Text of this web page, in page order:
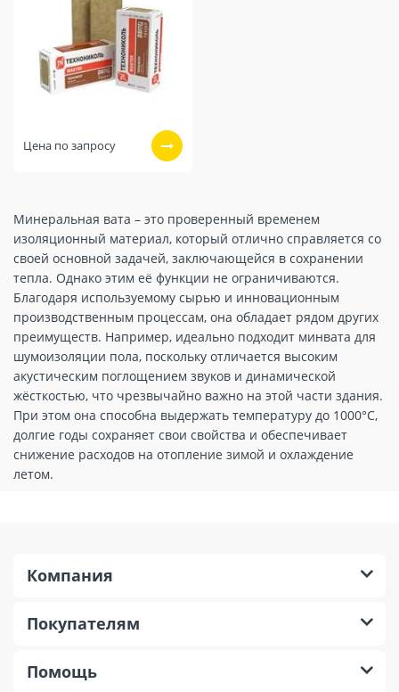
Минеральная вата – это проверенный временем
изоляционный материал, который отлично справляется со
своей основной задачей, заключающейся в сохранении
тепла. Однако этим её функции не ограничиваются.
Благодаря используемому сырью и инновационным
производственным процессам, она обладает рядом других
преимуществ. Например, идеально подходит минвата для
шумоизоляции пола, поскольку отличается высоким
акустическим поглощением звуков и динамической
жёсткостью, что чрезвычайно важно на этой части здания.
При этом она способна выдержать температуру до 1000°C,
долгие годы сохраняет свои свойства и обеспечивает
снижение расходов на отопление зимой и охлаждение
летом.
Цена по запросу
Компания
Покупателям
Помощь